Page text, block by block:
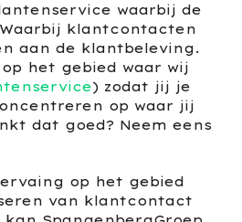
waarbij de
klantcontacten
aan de klantbeleving.
het gebied waar wij
) zodat jij je
op waar jij
dat goed? Neem eens
op het gebied
van klantcontact